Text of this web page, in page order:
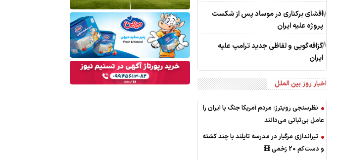
7افشای برکناری در موساد پس از شکست
پروژه علیه ایران
8گزافه‌گویی و لفاظی جدید ترامپ علیه
ایران
اخبار روز بین الملل
نظرسنجی رویترز: مردم آمریکا جنگ با ایران را
عامل بی‌ثباتی می‌دانند
تیراندازی مرگبار در مدرسه‌ تایلند با چند کشته
و دست‌کم 20 زخمی